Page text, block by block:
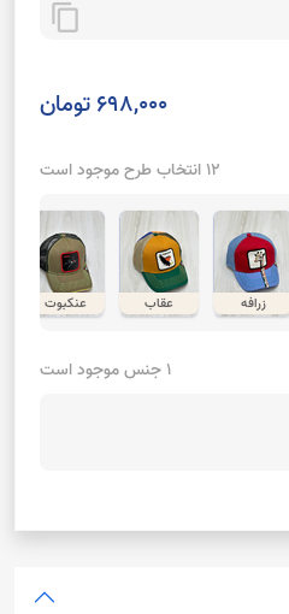
content_copy
698,000 تومان
12 انتخاب طرح موجود است
زرافه عقاب عنکبوت
1 جنس موجود است